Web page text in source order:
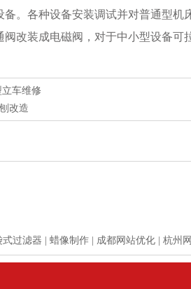
备。各种设备安装调试并对普通型
阀改装成电磁阀，对于中小型设备可
立车维修
改造
式过滤器 蜡像制作 成都网站优化 杭州